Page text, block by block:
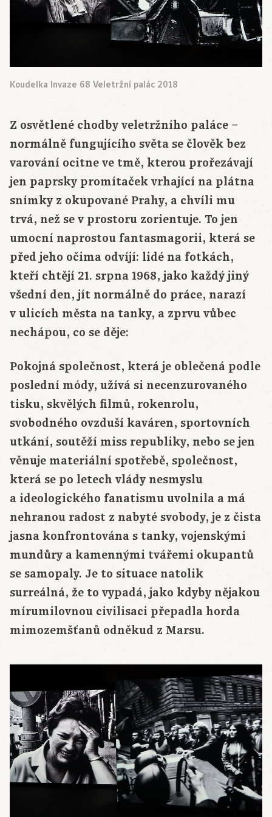
Koudelka Invaze 68 Veletržní palác 2018
Z osvětlené chodby veletržního paláce –
normálně fungujícího světa se člověk bez
varování ocitne ve tmě, kterou prořezávají
jen paprsky promítaček vrhající na plátna
snímky z okupované Prahy, a chvíli mu
trvá, než se v prostoru zorientuje. To jen
umocní naprostou fantasmagorii, která se
před jeho očima odvíjí: lidé na fotkách,
kteří chtějí 21. srpna 1968, jako každý jiný
všední den, jít normálně do práce, narazí
v ulicích města na tanky, a zprvu vůbec
nechápou, co se děje:
Pokojná společnost, která je oblečená podle
poslední módy, užívá si necenzurovaného
tisku, skvělých filmů, rokenrolu,
svobodného ovzduší kaváren, sportovních
utkání, soutěží miss republiky, nebo se jen
věnuje materiální spotřebě, společnost,
která se po letech vlády nesmyslu
a ideologického fanatismu uvolnila a má
nehranou radost z nabyté svobody, je z čista
jasna konfrontována s tanky, vojenskými
mundůry a kamennými tvářemi okupantů
se samopaly. Je to situace natolik
surreálná, že to vypadá, jako kdyby nějakou
mírumilovnou civilisaci přepadla horda
mimozemšťanů odněkud z Marsu.